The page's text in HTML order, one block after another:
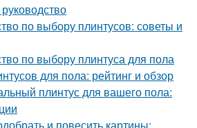
по выбору плинтусов: советы и
по выбору плинтуса для пола
для пола: рейтинг и обзор
плинтус для вашего пола: